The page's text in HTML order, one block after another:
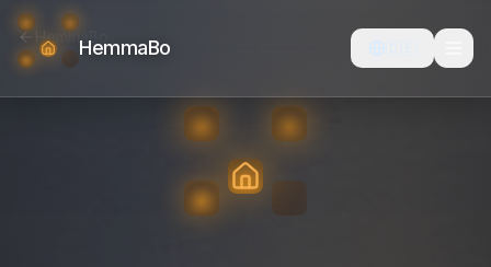
HemmaBo
HemmaBo